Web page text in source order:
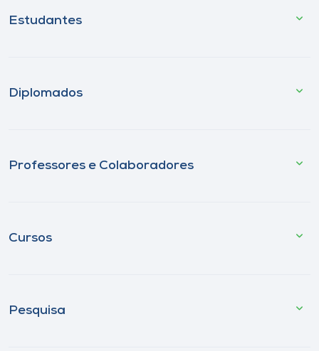
Estudantes
Diplomados
Professores e Colaboradores
Cursos
Pesquisa